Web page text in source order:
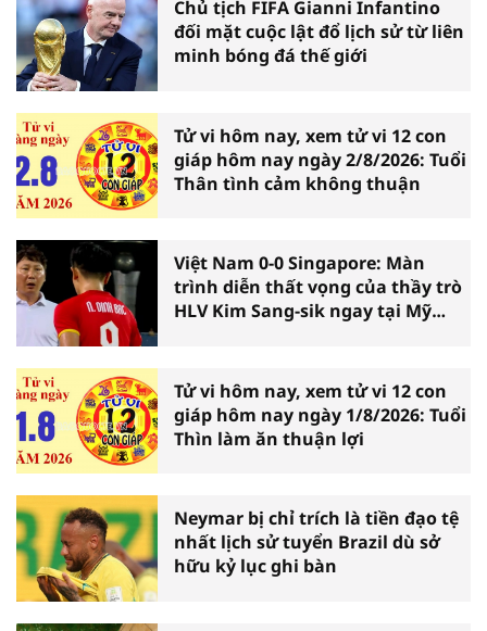
Chủ tịch FIFA Gianni Infantino
đối mặt cuộc lật đổ lịch sử từ liên
minh bóng đá thế giới
Tử vi hôm nay, xem tử vi 12 con
giáp hôm nay ngày 2/8/2026: Tuổi
Thân tình cảm không thuận
Việt Nam 0-0 Singapore: Màn
trình diễn thất vọng của thầy trò
HLV Kim Sang-sik ngay tại Mỹ
Tử vi hôm nay, xem tử vi 12 con
giáp hôm nay ngày 1/8/2026: Tuổi
Thìn làm ăn thuận lợi
Neymar bị chỉ trích là tiền đạo tệ
nhất lịch sử tuyển Brazil dù sở
hữu kỷ lục ghi bàn